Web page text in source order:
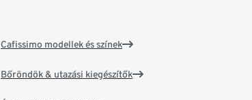
Cafissimo modellek és színek
Bőröndök & utazási kiegészítők